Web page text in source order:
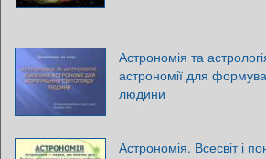
Астрономія та
астрономії для
людини
Астрономія. Всесвіт і